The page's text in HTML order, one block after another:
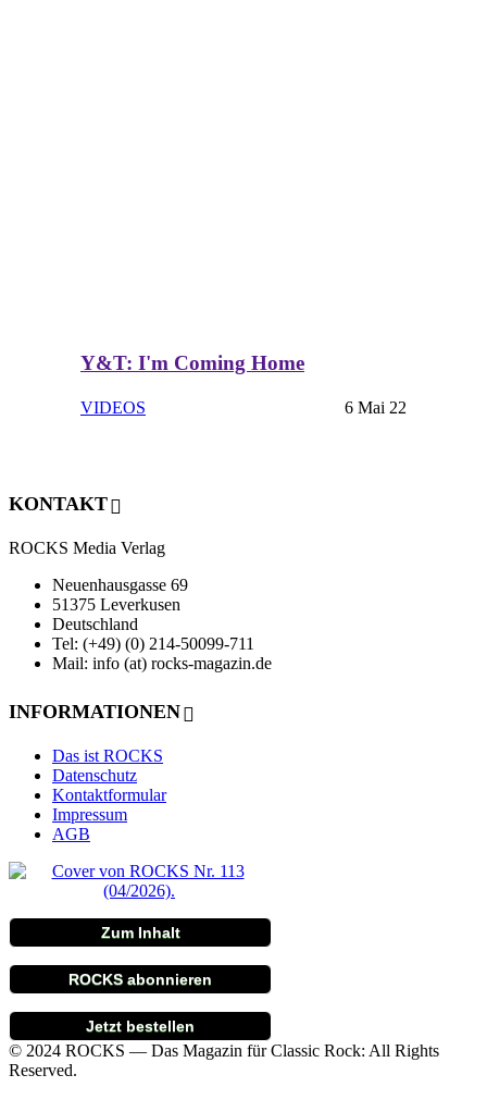
Y&T: I'm Coming Home
VIDEOS 6 Mai 22
KONTAKT
ROCKS Media Verlag
Neuenhausgasse 69
51375 Leverkusen
Deutschland
Tel: (+49) (0) 214-50099-711
Mail: info (at) rocks-magazin.de
INFORMATIONEN
Das ist ROCKS
Datenschutz
Kontaktformular
Impressum
AGB
Zum Inhalt
ROCKS abonnieren
Jetzt bestellen
© 2024 ROCKS — Das Magazin für Classic Rock: All Rights
Reserved.